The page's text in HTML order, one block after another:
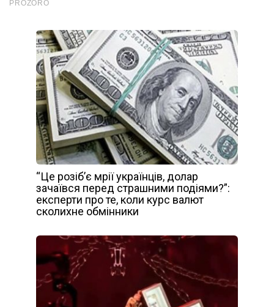
“Це розіб’є мрії українців, долар
зачаївся перед страшними подіями?”:
експерти про те, коли курс валют
сколихне обмінники